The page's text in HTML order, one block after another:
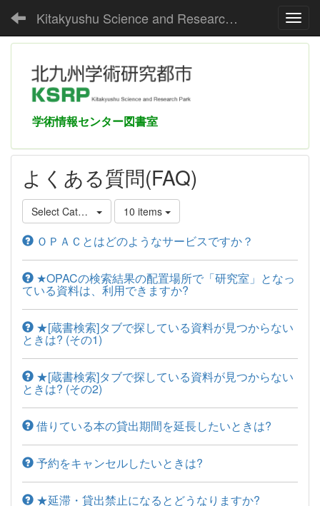
Kitakyushu Science and Research Park Media Center
学術情報センター図書室
よくある質問(FAQ)
Select Category 10 items
ＯＰＡＣとはどのようなサービスですか？
★OPACの検索結果の配置場所で「研究室」となっ
ている資料は、利用できますか?
★[蔵書検索]タブで探している資料が見つからない
ときは? (その1)
★[蔵書検索]タブで探している資料が見つからない
ときは? (その2)
借りている本の貸出期間を延長したいときは?
予約をキャンセルしたいときは?
★延滞・貸出禁止になるとどうなりますか?